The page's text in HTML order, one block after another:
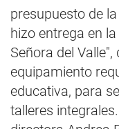
presupuesto de
hizo entrega en
Señora del
equipamiento
educativa, para
talleres